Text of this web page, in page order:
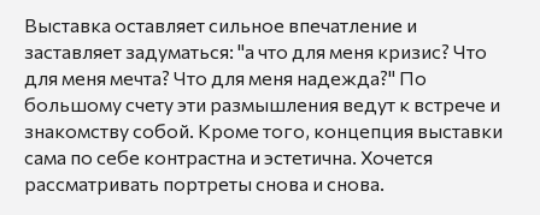
Выставка оставляет сильное впечатление и
заставляет задуматься: "а что для меня кризис? Что
для меня мечта? Что для меня надежда?" По
большому счету эти размышления ведут к встрече и
знакомству собой. Кроме того, концепция выставки
сама по себе контрастна и эстетична. Хочется
рассматривать портреты снова и снова.